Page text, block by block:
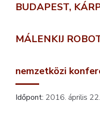
BUDAPEST,
MÁLENKIJ
nemzetközi
Időpont: 2016. április